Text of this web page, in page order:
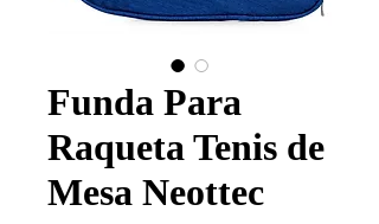
Funda Para
Raqueta Tenis de
Mesa Neottec